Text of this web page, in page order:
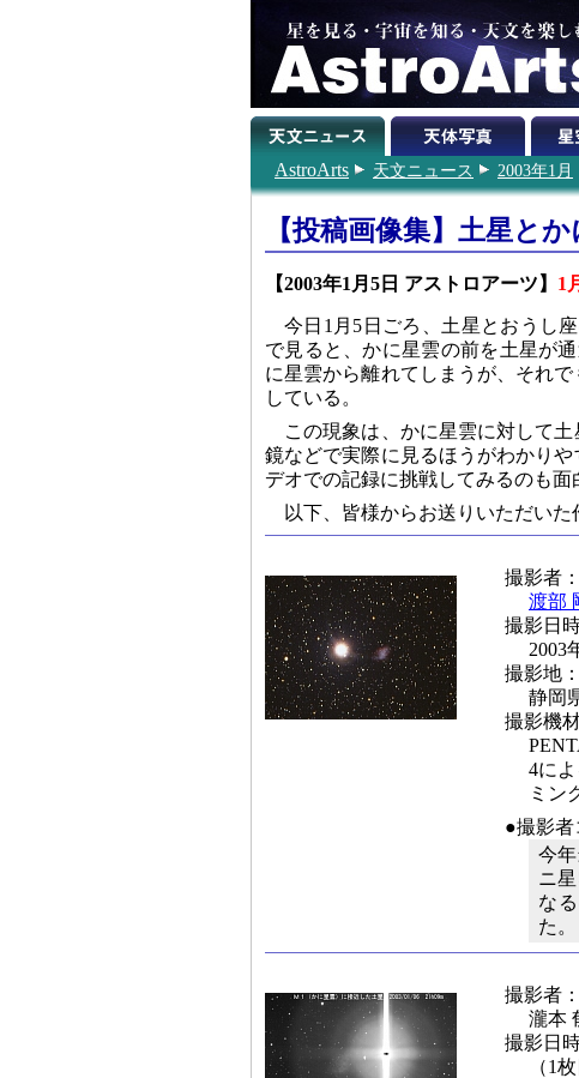
AstroArts 天文ニュース 2003年1月
【投稿画像集】土星と
【2003年1月5日 アストロアーツ】 1
今日1月5日ごろ、土星とおうし
で見ると、かに星雲の前を土星が
に星雲から離れてしまうが、それ
している。
この現象は、かに星雲に対して
鏡などで実際に見るほうがわかり
デオでの記録に挑戦してみるのも面
以下、皆様からお送りいただいた
撮影者：
渡部
撮影日時
2003
撮影地：
静岡
撮影機
4に
ミン
●撮影者
今
ニ
な
た。
撮影者：
瀧本
撮影日時
（1